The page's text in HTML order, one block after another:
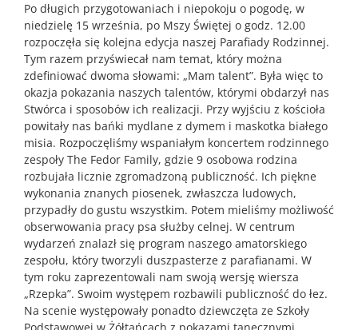
Po długich przygotowaniach i niepokoju o pogodę, w
niedzielę 15 września, po Mszy Świętej o godz. 12.00
rozpoczęła się kolejna edycja naszej Parafiady Rodzinnej.
Tym razem przyświecał nam temat, który można
zdefiniować dwoma słowami: „Mam talent”. Była więc to
okazja pokazania naszych talentów, którymi obdarzył nas
Stwórca i sposobów ich realizacji. Przy wyjściu z kościoła
powitały nas bańki mydlane z dymem i maskotka białego
misia. Rozpoczęliśmy wspaniałym koncertem rodzinnego
zespoły The Fedor Family, gdzie 9 osobowa rodzina
rozbujała licznie zgromadzoną publiczność. Ich piękne
wykonania znanych piosenek, zwłaszcza ludowych,
przypadły do gustu wszystkim. Potem mieliśmy możliwość
obserwowania pracy psa służby celnej. W centrum
wydarzeń znalazł się program naszego amatorskiego
zespołu, który tworzyli duszpasterze z parafianami. W
tym roku zaprezentowali nam swoją wersję wiersza
„Rzepka”. Swoim występem rozbawili publiczność do łez.
Na scenie występowały ponadto dziewczęta ze Szkoły